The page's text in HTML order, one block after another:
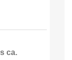
ca.